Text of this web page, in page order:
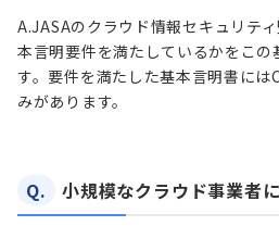
A.JASAのクラウド情報セキュリテ
本言明要件を満たしているかをこの
す。要件を満たした基本言明書には
みがあります。
Q. 小規模なクラウド事業者